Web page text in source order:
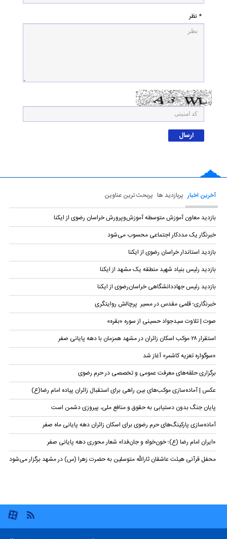
* نظر
آخرین اخبار پربازدید ها پربحث ترین عناوین
بازدید معاون آموزش متوسطه آموزش‌وپرورش خراسان رضوی از ایکنا
خبرنگار یک مددکار اجتماعی محسوب می‌شود
بازدید استاندار خراسان رضوی از ایکنا
بازدید رئیس بنیاد شهید منطقه یک مشهد از ایکنا
بازدید رئیس جهاددانشگاهی خراسان‌رضوی از ایکنا
خبرنگاری؛ قلمی مقدس در مسیر پرچالش روایتگری
صوت | تلاوت سیدجواد حسینی از سوره‌ «بقره»
استقرار ۲۸ موکب اسکان زائران در مشهد همزمان با دهه پایانی صفر
«سوگواره تعزیه کاشمر» آغاز شد
برگزاری حلقه‌های معرفت عمومی و تخصصی در حرم رضوی
عکس | آماده‌سازی موکب‌های بین راهی برای استقبال زائران پیاده امام رضا(ع)
پایان جنگ بدون دستیابی به حقوق و منافع ملی، پیروزی دشمن است
آماده‌سازی پارکینگ‌های حرم رضوی برای اسکان زائران دهه پایانی ماه صفر
«ایران امام رضا (ع)؛ خون‌خواه و جان‌فدا» شعار محوری دهه پایانی صفر
محفل قرآنی هیئت عاشقان ثارالله متوسلین به حضرت زهرا (س) در مشهد برگزار می‌شود